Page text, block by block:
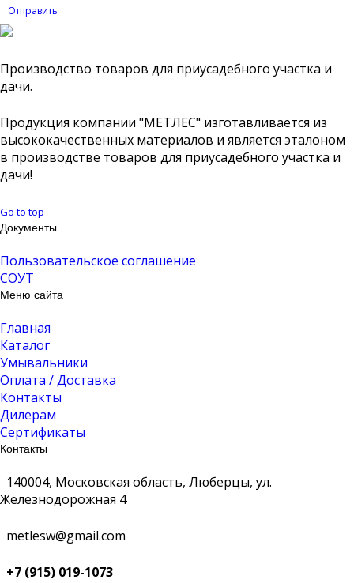
Отправить
Производство товаров для приусадебного участка и
дачи.
Продукция компании "МЕТЛЕС" изготавливается из
высококачественных материалов и является эталоном
в производстве товаров для приусадебного участка и
дачи!
Go to top
Документы
Пользовательское соглашение
СОУТ
Меню сайта
Главная
Каталог
Умывальники
Оплата / Доставка
Контакты
Дилерам
Сертификаты
Контакты
140004, Московская область, Люберцы, ул.
Железнодорожная 4
metlesw@gmail.com
+7 (915) 019-1073